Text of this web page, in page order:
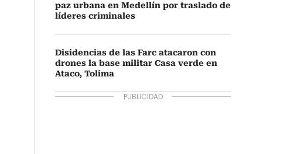
paz urbana en Medellín por traslado de
líderes criminales
Disidencias de las Farc atacaron con
drones la base militar Casa verde en
Ataco, Tolima